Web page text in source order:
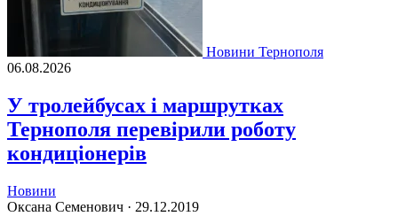
Новини Тернополя
06.08.2026
У тролейбусах і маршрутках
Тернополя перевірили роботу
кондиціонерів
Новини
Оксана Семенович · 29.12.2019